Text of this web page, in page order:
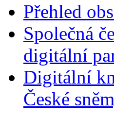
Přehled
Společná
digitální
Digitální
České